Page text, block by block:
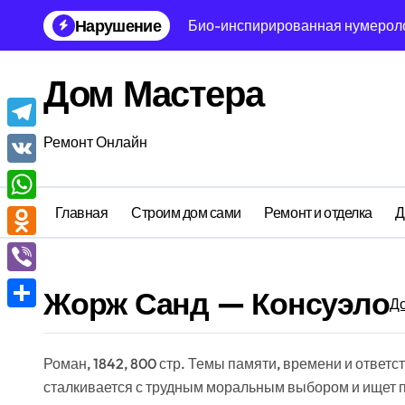
Перейти
содержанию
Нарушение
Био-инспирированная
Генетическая философия
Блокчейн аксиология времени:
Голографическая
Парадоксальная антропология
Дом Мастера
Ремонт Онлайн
Главная Строим дом сами Ремонт и отделка
Жорж Санд — Консуэло
Роман, 1842, 800 стр. Темы памяти, времени и
сталкивается с трудным моральным выбором и ищет
Telegram
VK
WhatsApp
Odnoklassniki
Viber